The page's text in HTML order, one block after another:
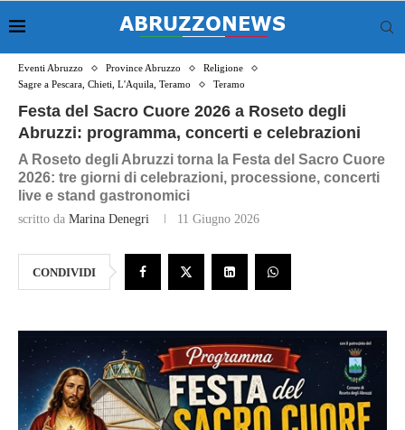
Eventi Abruzzo Province Abruzzo
Religione
Sagre a Pescara, Chieti, L'Aquila, Teramo
Teramo
Festa del Sacro Cuore 2026 a Roseto degli
Abruzzi: programma, concerti e celebrazioni
A Roseto degli Abruzzi torna la Festa del Sacro Cuore
2026: tre giorni di celebrazioni, processione, concerti
live e stand gastronomici
scritto da Marina Denegri 11 Giugno 2026
CONDIVIDI